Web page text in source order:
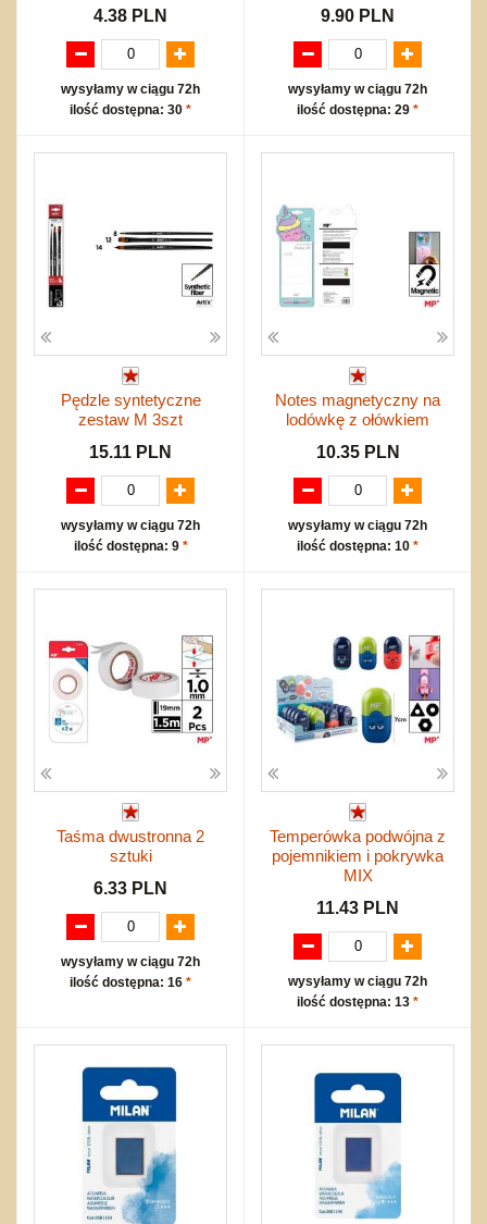
4.38 PLN
wysyłamy w ciągu 72h
ilość dostępna: 30 *
9.90 PLN
wysyłamy w ciągu 72h
ilość dostępna: 29 *
Pędzle syntetyczne
zestaw M 3szt
15.11 PLN
wysyłamy w ciągu 72h
ilość dostępna: 9 *
Notes magnetyczny na
lodówkę z ołówkiem
10.35 PLN
wysyłamy w ciągu 72h
ilość dostępna: 10 *
Taśma dwustronna 2
sztuki
6.33 PLN
wysyłamy w ciągu 72h
ilość dostępna: 16 *
Temperówka podwójna z
pojemnikiem i pokrywka
MIX
11.43 PLN
wysyłamy w ciągu 72h
ilość dostępna: 13 *